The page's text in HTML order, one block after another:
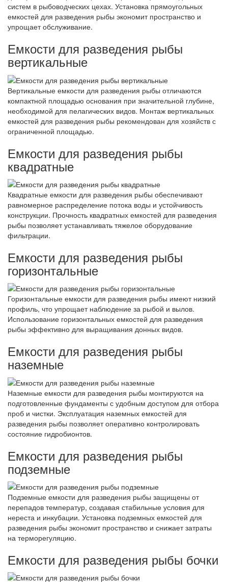
систем в рыбоводческих цехах. Установка прямоугольных
емкостей для разведения рыбы экономит пространство и
упрощает обслуживание.
Емкости для разведения рыбы
вертикальные
Вертикальные емкости для разведения рыбы отличаются
компактной площадью основания при значительной глубине,
необходимой для пелагических видов. Монтаж вертикальных
емкостей для разведения рыбы рекомендован для хозяйств с
ограниченной площадью.
Емкости для разведения рыбы
квадратные
Квадратные емкости для разведения рыбы обеспечивают
равномерное распределение потока воды и устойчивость
конструкции. Прочность квадратных емкостей для разведения
рыбы позволяет устанавливать тяжелое оборудование
фильтрации.
Емкости для разведения рыбы
горизонтальные
Горизонтальные емкости для разведения рыбы имеют низкий
профиль, что упрощает наблюдение за рыбой и вылов.
Использование горизонтальных емкостей для разведения
рыбы эффективно для выращивания донных видов.
Емкости для разведения рыбы
наземные
Наземные емкости для разведения рыбы монтируются на
подготовленные фундаменты с удобным доступом для отбора
проб и чистки. Эксплуатация наземных емкостей для
разведения рыбы позволяет оперативно контролировать
состояние гидробионтов.
Емкости для разведения рыбы
подземные
Подземные емкости для разведения рыбы защищены от
перепадов температур, создавая стабильные условия для
нереста и инкубации. Установка подземных емкостей для
разведения рыбы экономит пространство и снижает затраты
на терморегуляцию.
Емкости для разведения рыбы бочки